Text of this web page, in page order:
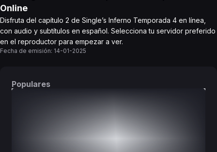
Online
Disfruta del capítulo 2 de Single’s Inferno Temporada 4 en línea,
con audio y subtítulos en español. Selecciona tu servidor preferido
en el reproductor para empezar a ver.
Fecha de emisión: 14-01-2025
Populares